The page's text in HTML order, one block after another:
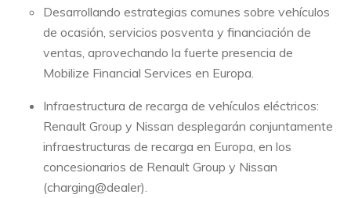
Desarrollando estrategias comunes sobre vehículos
de ocasión, servicios posventa y financiación de
ventas, aprovechando la fuerte presencia de
Mobilize Financial Services en Europa.
Infraestructura de recarga de vehículos eléctricos:
Renault Group y Nissan desplegarán conjuntamente
infraestructuras de recarga en Europa, en los
concesionarios de Renault Group y Nissan
(charging@dealer).